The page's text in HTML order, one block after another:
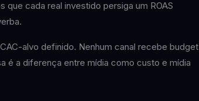
que cada real investido persiga um ROAS
alvo definido. Nenhum canal recebe budget
é a diferença entre mídia como custo e mídia